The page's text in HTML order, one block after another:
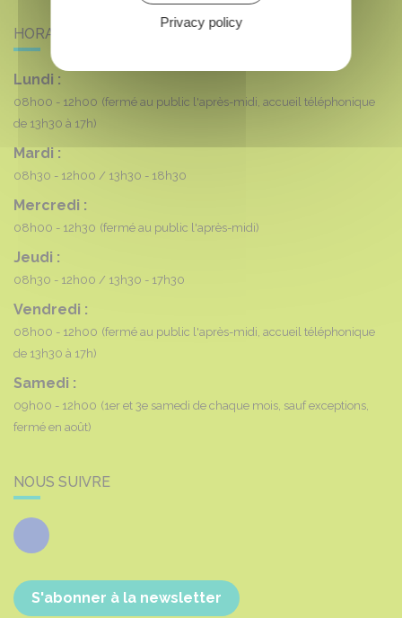
HORAIRES DE LA MAIRIE
Lundi :
08h00 - 12h00 (fermé au public l'après-midi, accueil téléphonique
de 13h30 à 17h)
Mardi :
08h30 - 12h00 13h30 - 18h30
Mercredi :
08h00 - 12h30 (fermé au public l'après-midi)
Jeudi :
08h30 - 12h00 13h30 - 17h30
Vendredi :
08h00 - 12h00 (fermé au public l'après-midi, accueil téléphonique
de 13h30 à 17h)
Samedi :
09h00 - 12h00 (1er et 3e samedi de chaque mois, sauf exceptions,
fermé en août)
NOUS SUIVRE
Facebook
S'abonner à la newsletter
Privacy policy